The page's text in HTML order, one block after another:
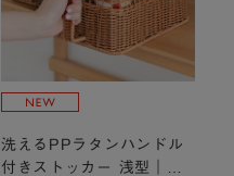
洗えるPPラタンハンドル
付きストッカー 浅型｜W1